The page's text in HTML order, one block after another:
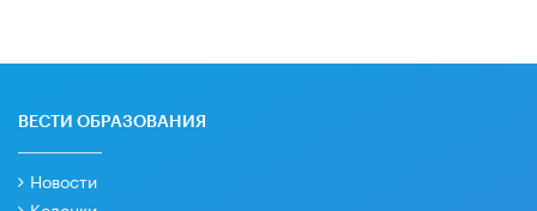
ВЕСТИ ОБРАЗОВАНИЯ
Новости